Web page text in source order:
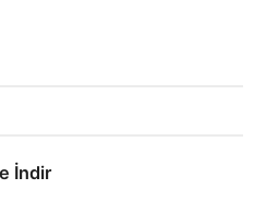
İndir